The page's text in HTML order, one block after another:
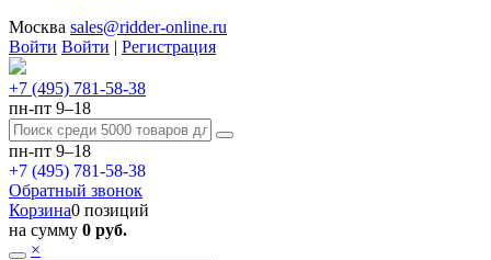
Москва sales@ridder-online.ru
Войти Войти | Регистрация
+7 (495) 781-58-38
пн-пт 9–18
пн-пт 9–18
+7 (495) 781-58-38
Обратный звонок
Корзина0 позиций
на сумму 0 руб.
×